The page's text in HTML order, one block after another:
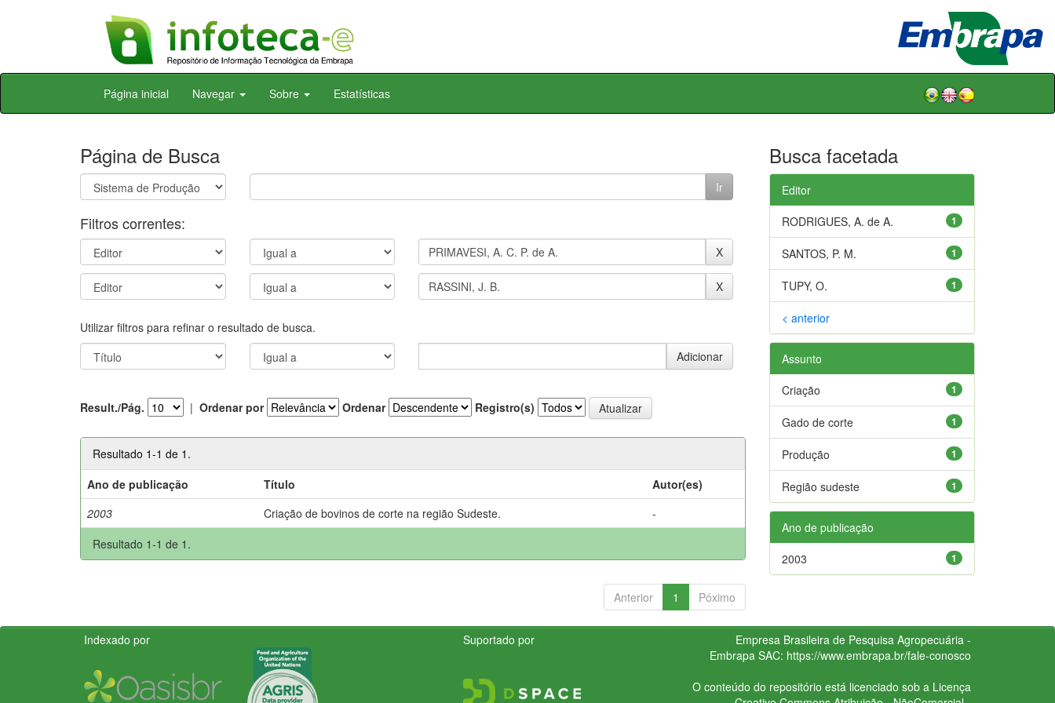
Skip
Página inicial Navegar Sobre Estatísticas
Página de Busca
Filtros correntes:
Utilizar filtros para refinar o resultado de busca.
Result./Pág. | Ordenar por Ordenar Registro(s)
Resultado 1-1 de 1.
Ano de publicação
Título
Autor(es)
2003
Criação de bovinos de corte na região Sudeste.
-
Resultado 1-1 de 1.
Anterior 1 Póximo
Busca facetada
Editor
1
RODRIGUES, A. de A.
1
SANTOS, P. M.
1
TUPY, O.
< anterior
Assunto
1
Criação
1
Gado de corte
1
Produção
1
Região sudeste
Ano de publicação
1
2003
Indexado por Suportado por
Empresa Brasileira de Pesquisa Agropecuária -
Embrapa SAC: https://www.embrapa.br/fale-conosco
O conteúdo do repositório está licenciado sob a Licença